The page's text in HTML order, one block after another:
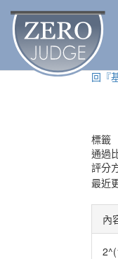
回『
標籤
通過
評分
最近
內